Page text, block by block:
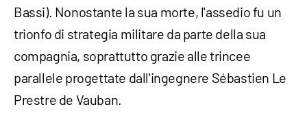
Bassi). Nonostante la sua morte, l'assedio fu un
trionfo di strategia militare da parte della sua
compagnia, soprattutto grazie alle trincee
parallele progettate dall'ingegnere Sébastien Le
Prestre de Vauban.